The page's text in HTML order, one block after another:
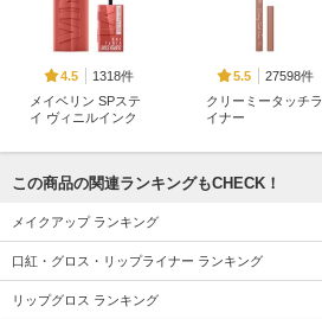
4.5
1318件
メイベリン SPステ
イ ヴィニルインク
5.5
27598件
クリーミータッチラ
イナー
5.2
1719件
この商品の関連ランキングもCHECK！
メイクアップ ランキング
口紅・グロス・リップライナー ランキング
リップグロス ランキング